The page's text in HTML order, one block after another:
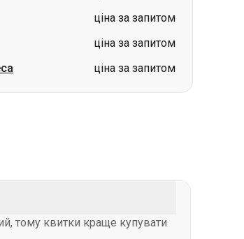
ціна за запитом
ціна за запитом
ціна за запитом
тому квитки краще купувати